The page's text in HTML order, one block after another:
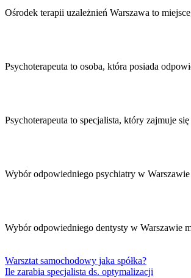
Ośrodek terapii uzależnień Warszawa to
Psychoterapeuta to osoba, która posiada
Psychoterapeuta to specjalista, który zajmuje
Wybór odpowiedniego psychiatry w
Wybór odpowiedniego dentysty w Warszawie
wpisu
Warsztat samochodowy jaka spółka?
Ile zarabia specjalista ds. optymalizacji